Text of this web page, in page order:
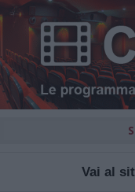
Vai al